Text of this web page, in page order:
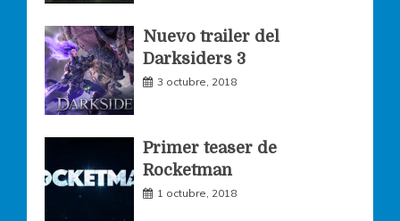
m
Nuevo trailer del
Darksiders 3
3 octubre, 2018
Primer teaser de
Rocketman
1 octubre, 2018